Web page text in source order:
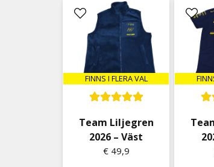
FINNS I FLERA VAL
Team Liljegren
2026 – Väst
€ 49,9